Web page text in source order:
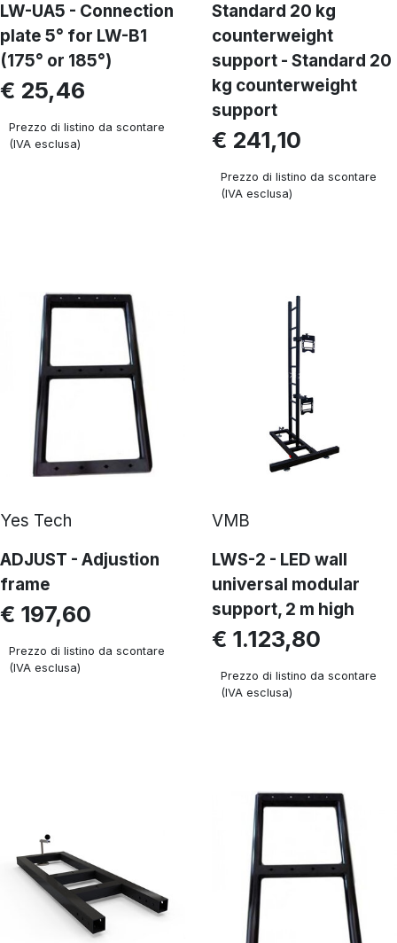
LW-UA5 - Connection
plate 5° for LW-B1
(175° or 185°)
€ 25,46
Prezzo di listino da scontare
(IVA esclusa)
Standard 20 kg
counterweight
support - Standard 20
kg counterweight
support
€ 241,10
Prezzo di listino da scontare
(IVA esclusa)
Yes Tech
ADJUST - Adjustion
frame
€ 197,60
Prezzo di listino da scontare
(IVA esclusa)
VMB
LWS-2 - LED wall
universal modular
support, 2 m high
€ 1.123,80
Prezzo di listino da scontare
(IVA esclusa)